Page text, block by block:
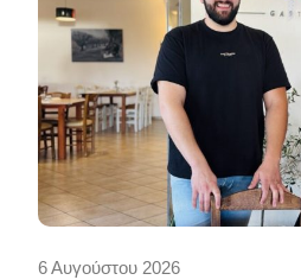
6 Αυγούστου 2026